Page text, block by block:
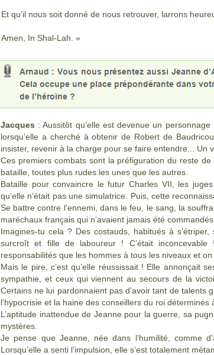
Et qu’il nous soit donné de nous retrouver, larrons
Amen, In Shal-Lah. »
Jacques : Aussitôt qu’elle est devenue un
lorsqu’elle a cherché à obtenir de Robert de
insister, revenir à la charge pour se faire entendre... Un
Ces premiers combats sont la préfiguration du reste
bataille, toutes plus rudes les unes que les autres.
Bataille pour convaincre le futur Charles VII, les
qu’elle n’était pas une simulatrice. Puis, cette
Se battre contre l’ennemi, dans le feu, le sang, la
maréchaux français qui n’avaient jamais été
Imagines-tu cela ? Des costauds, habitués à
surcroît et fille de laboureur ! C’était
responsabilités que les hommes à tous les niveaux et
Mais le pire, c’est qu’elle réussissait ! Elle annonçait
sympathie, et ceux qui viennent au secours de la
Certains ne lui pardonnaient pas d’avoir tant de talents
l’hypocrisie et la haine des conseillers du roi déterminés
L’aptitude inattendue de Jeanne pour la guerre, sa
mystères.
Je pense que Jeanne, née dans l’humilité, comme
Lorsqu’elle a senti l’impulsion, elle s’est totalement